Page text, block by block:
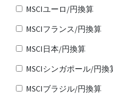
MSCIユーロ/円換算
MSCIフランス/円換算
MSCI日本/円換算
MSCIシンガポール/円換
MSCIブラジル/円換算